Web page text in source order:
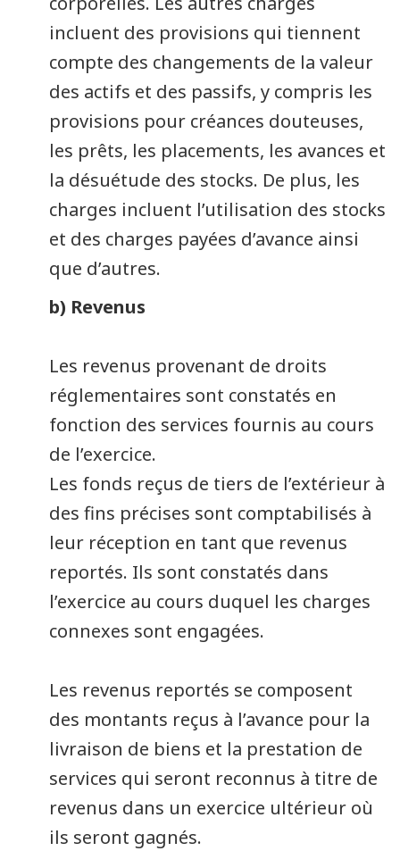
incluent des provisions qui tiennent
compte des changements de la valeur
des actifs et des passifs, y compris les
provisions pour créances douteuses,
les prêts, les placements, les avances et
la désuétude des stocks. De plus, les
charges incluent l’utilisation des stocks
et des charges payées d’avance ainsi
que d’autres.
b) Revenus
Les revenus provenant de droits
réglementaires sont constatés en
fonction des services fournis au cours
de l’exercice.
Les fonds reçus de tiers de l’extérieur à
des fins précises sont comptabilisés à
leur réception en tant que revenus
reportés. Ils sont constatés dans
l’exercice au cours duquel les charges
connexes sont engagées.
Les revenus reportés se composent
des montants reçus à l’avance pour la
livraison de biens et la prestation de
services qui seront reconnus à titre de
revenus dans un exercice ultérieur où
ils seront gagnés.